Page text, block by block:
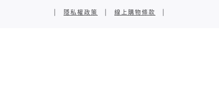
隱私權政策 線上購物條款